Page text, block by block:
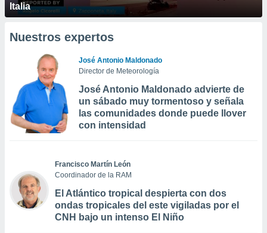
Italia
Nuestros expertos
José Antonio Maldonado
Director de Meteorología
José Antonio Maldonado advierte de
un sábado muy tormentoso y señala
las comunidades donde puede llover
con intensidad
Francisco Martín León
Coordinador de la RAM
El Atlántico tropical despierta con dos
ondas tropicales del este vigiladas por el
CNH bajo un intenso El Niño